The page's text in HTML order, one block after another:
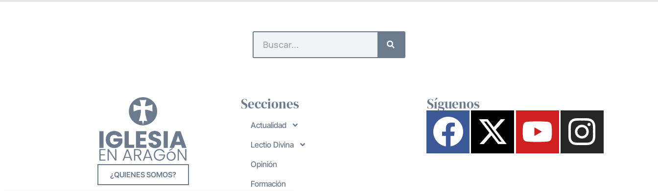
¿QUIENES SOMOS?
Secciones
Actualidad
Lectio Divina
Opinión
Formación
Síguenos